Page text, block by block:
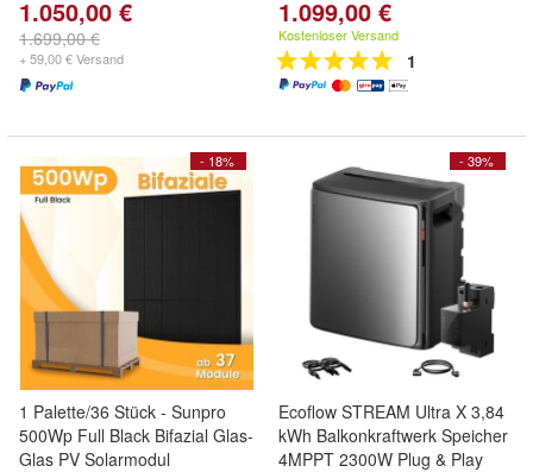
1.050,00 €
1.699,00 €
+ 59,00 € Versand
1.099,00 €
Kostenloser Versand
1
- 18%
1 Palette/36 Stück - Sunpro
500Wp Full Black Bifazial Glas-
Glas PV Solarmodul
- 39%
Ecoflow STREAM Ultra X 3,84
kWh Balkonkraftwerk Speicher
4MPPT 2300W Plug & Play